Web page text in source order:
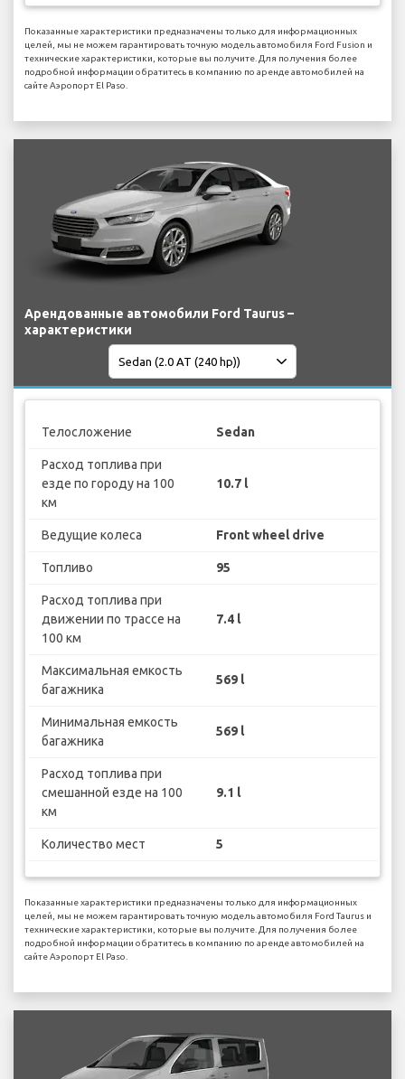
Показанные характеристики предназначены только для информационных
целей, мы не можем гарантировать точную модель автомобиля Ford Fusion и
технические характеристики, которые вы получите. Для получения более
подробной информации обратитесь в компанию по аренде автомобилей на
сайте Аэропорт El Paso.
Арендованные автомобили Ford Taurus –
характеристики
Телосложение Sedan
Расход топлива при
езде по городу на 100
км
10.7 l
Ведущие колеса Front wheel drive
Топливо 95
Расход топлива при
движении по трассе на
100 км
7.4 l
Максимальная емкость
багажника
569 l
Минимальная емкость
багажника
569 l
Расход топлива при
смешанной езде на 100
км
9.1 l
Количество мест 5
Показанные характеристики предназначены только для информационных
целей, мы не можем гарантировать точную модель автомобиля Ford Taurus и
технические характеристики, которые вы получите. Для получения более
подробной информации обратитесь в компанию по аренде автомобилей на
сайте Аэропорт El Paso.